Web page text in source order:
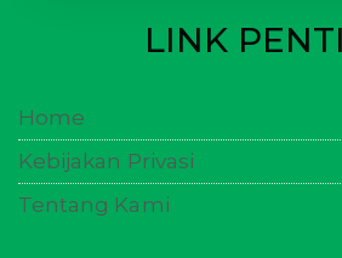
LINK
Home
Kebijakan Privasi
Tentang Kami